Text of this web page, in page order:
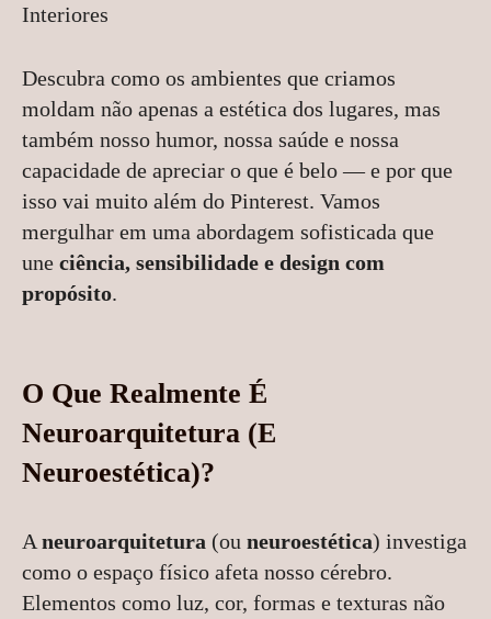
Interiores
Descubra como os ambientes que criamos
moldam não apenas a estética dos lugares, mas
também nosso humor, nossa saúde e nossa
capacidade de apreciar o que é belo — e por que
isso vai muito além do Pinterest. Vamos
mergulhar em uma abordagem sofisticada que
une ciência, sensibilidade e design com
propósito.
O Que Realmente É
Neuroarquitetura (E
Neuroestética)?
A neuroarquitetura (ou neuroestética) investiga
como o espaço físico afeta nosso cérebro.
Elementos como luz, cor, formas e texturas não